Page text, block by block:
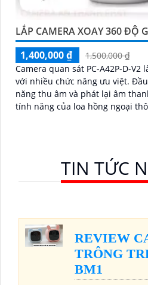
LẮP CAMERA XOAY 360 ĐỘ
1,400,000 ₫
1,500,000 ₫
Camera quan sát PC-A42P-D-
với nhiều chức năng ưu việt. Đầu tiên, camera này có khả
năng thu âm và phát lại âm
tính năng của loa hồng ngoại
TIN TỨC
REVIEW
TRÔNG
BM1